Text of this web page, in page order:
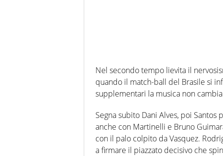
Nel secondo tempo lievita il
quando il match-ball del Brasile si
supplementari la musica non
Segna subito Dani Alves, poi
anche con Martinelli e Bruno
con il palo colpito da Vasquez.
a firmare il piazzato decisivo che